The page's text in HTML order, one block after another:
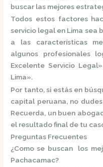
buscar las mejores
Todos estos factores
servicio legal en Lima sea
a las características
algunos profesionales
Excelente Servicio Legal»
Lima».
Por tanto, si estás en
capital peruana, no
Recuerda, un buen
el resultado final de tu
Preguntas Frecuentes
¿Como se buscan los
Pachacamac?